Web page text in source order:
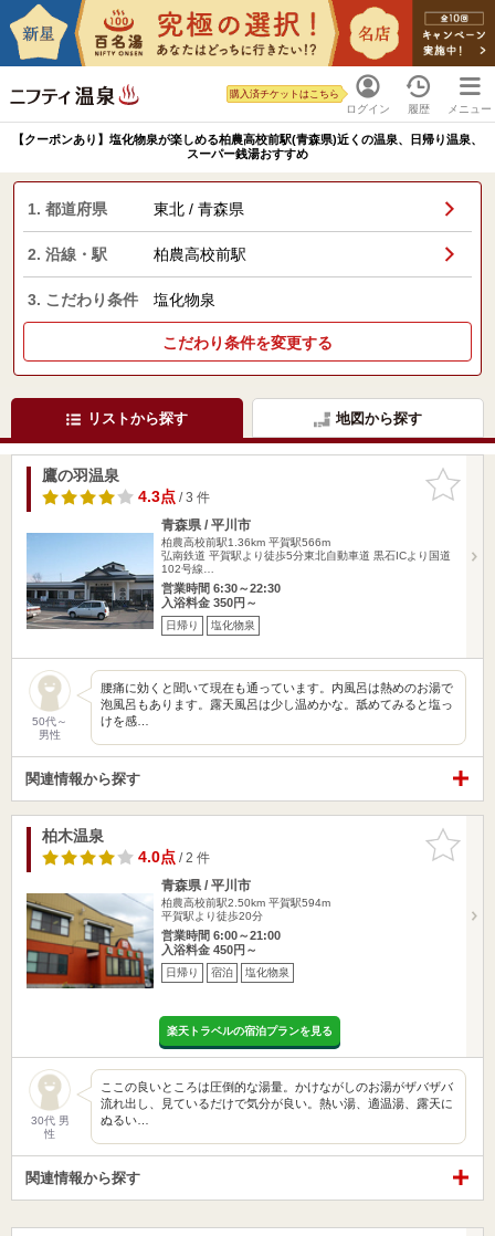
ログイン
購入済チケットはこちら
履歴 メニュー
【クーポンあり】塩化物泉が楽しめる柏農高校前駅(青森県)近くの温泉、日帰り温泉、
スーパー銭湯おすすめ
1. 都道府県 東北 / 青森県
2. 沿線・駅 柏農高校前駅
3. こだわり条件 塩化物泉
こだわり条件を変更する
リストから探す 地図から探す
お気に入
りに追加
鷹の羽温泉
4.3点/ 3 件
青森県 / 平川市
柏農高校前駅1.36km 平賀駅566m
弘南鉄道 平賀駅より徒歩5分東北自動車道 黒石ICより国道
102号線…
営業時間 6:30～22:30
入浴料金 350円～
日帰り 塩化物泉
50代～
男性
腰痛に効くと聞いて現在も通っています。内風呂は熱めのお湯で
泡風呂もあります。露天風呂は少し温めかな。舐めてみると塩っ
けを感…
関連情報から探す
お気に入
りに追加
柏木温泉
4.0点/ 2 件
青森県 / 平川市
柏農高校前駅2.50km 平賀駅594m
平賀駅より徒歩20分
営業時間 6:00～21:00
入浴料金 450円～
日帰り 宿泊 塩化物泉
楽天トラベルの宿泊プランを見る
30代 男
性
ここの良いところは圧倒的な湯量。かけながしのお湯がザバザバ
流れ出し、見ているだけで気分が良い。熱い湯、適温湯、露天に
ぬるい…
関連情報から探す